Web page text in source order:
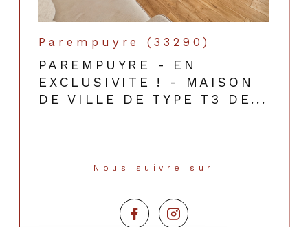
Parempuyre (33290)
PAREMPUYRE - EN
EXCLUSIVITE ! - MAISON
DE VILLE DE TYPE T3 DE...
Nous suivre sur